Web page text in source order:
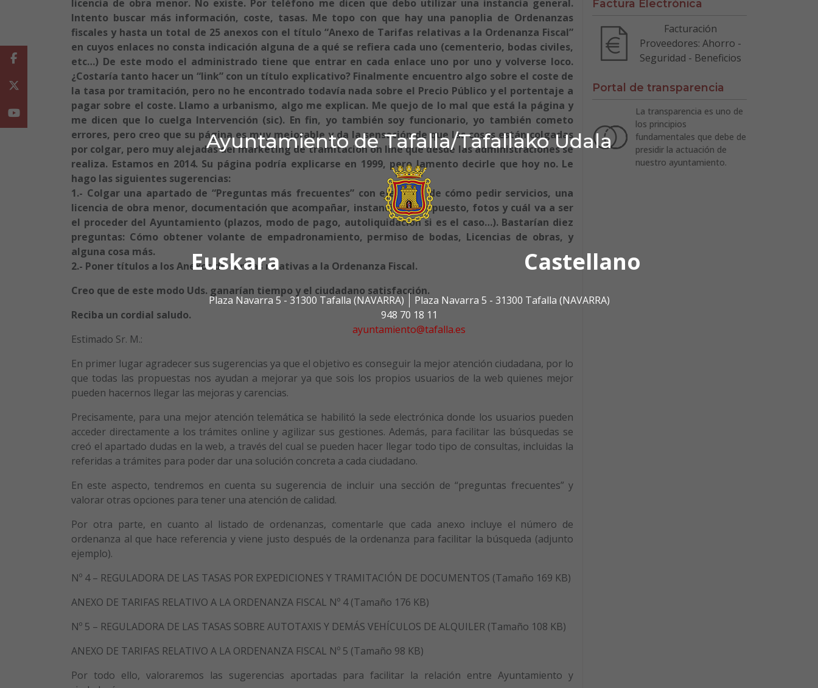
Ayuntamiento de Tafalla/Tafallako Udala
Euskara Castellano
Plaza Navarra 5 - 31300 Tafalla (NAVARRA)
Plaza Navarra 5 - 31300 Tafalla (NAVARRA)
948 70 18 11
ayuntamiento@tafalla.es
licencia de obra menor. No existe. Por teléfono me dicen que debo utilizar una instancia general.
Intento buscar más información, coste, tasas. Me topo con que hay una panoplia de Ordenanzas
fiscales y hasta un total de 25 anexos con el título “Anexo de Tarifas relativas a la Ordenanza Fiscal”
en cuyos enlaces no consta indicación alguna de a qué se refiera cada uno (cementerio, bodas civiles,
etc…) De este modo el administrado tiene que entrar en cada enlace uno por uno y volverse loco.
¿Costaría tanto hacer un “link” con un título explicativo? Finalmente encuentro algo sobre el coste de
la tasa por tramitación, pero no he encontrado todavía nada sobre el Precio Público y el portentaje a
pagar sobre el coste. Llamo a urbanismo, algo me explican. Me quejo de lo mal que está la página y
me dicen que lo cuelga Intervención (sic). En fin, yo también soy funcionario, yo también cometo
errores, pero creo que su página es muy mejorable y da la sensación de que las cosas están colgadas
por colgar, pero muy alejadas del marketing de tramitación on line que desde las administraciones se
realiza. Estamos en 2014. Su página podría explicarse en 1999, pero lamento decirle que hoy no. Le
hago las siguientes sugerencias:
1.- Colgar una apartado de “Preguntas más frecuentes” con ejemplos de cómo pedir servicios, una
licencia de obra menor, documentación que acompañar, instancia, presupuesto, fotos y cuál va a ser
el proceder del Ayuntamiento (plazos, modo de pago, autoliquidación si es el caso…). Bastarían diez
preguntas: Cómo obtener volante de empadronamiento, permiso de bodas, Licencias de obras, y
alguna cosa más.
2.- Poner títulos a los Anexos de tarifas relativas a la Ordenanza Fiscal.
Creo que de este modo Uds. ganarían tiempo y el ciudadano satisfacción.
Reciba un cordial saludo.
Estimado Sr. M.:
En primer lugar agradecer sus sugerencias ya que el objetivo es conseguir la mejor atención ciudadana, por lo
que todas las propuestas nos ayudan a mejorar ya que sois los propios usuarios de la web quienes mejor
pueden hacernos llegar las mejoras y carencias.
Precisamente, para una mejor atención telemática se habilitó la sede electrónica donde los usuarios pueden
acceder directamente a los trámites online y agilizar sus gestiones. Además, para facilitar las búsquedas se
creó el apartado dudas en la web, a través del cual se pueden hacer llegar todo tipo de consultas, incluidas la
referidas a trámites para poder dar una solución concreta a cada ciudadano.
En este aspecto, tendremos en cuenta su sugerencia de incluir una sección de “preguntas frecuentes” y
valorar otras opciones para tener una atención de calidad.
Por otra parte, en cuanto al listado de ordenanzas, comentarle que cada anexo incluye el número de
ordenanza al que hace referencia y viene justo después de la ordenanza para facilitar la búsqueda (adjunto
ejemplo).
Nº 4 – REGULADORA DE LAS TASAS POR EXPEDICIONES Y TRAMITACIÓN DE DOCUMENTOS (Tamaño 169 KB)
ANEXO DE TARIFAS RELATIVO A LA ORDENANZA FISCAL Nº 4 (Tamaño 176 KB)
Nº 5 – REGULADORA DE LAS TASAS SOBRE AUTOTAXIS Y DEMÁS VEHÍCULOS DE ALQUILER (Tamaño 108 KB)
ANEXO DE TARIFAS RELATIVO A LA ORDENANZA FISCAL Nº 5 (Tamaño 98 KB)
Por todo ello, valoraremos las sugerencias aportadas para facilitar la relación entre Ayuntamiento y
Factura Electrónica
Facturación
Proveedores: Ahorro -
Seguridad - Beneficios
Portal de transparencia
La transparencia es uno de
los principios
fundamentales que debe de
presidir la actuación de
nuestro ayuntamiento.
Facebook
Youtube